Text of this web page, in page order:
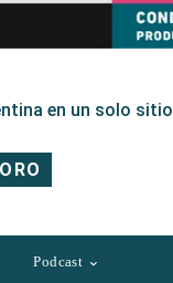
en un solo sitio
Podcast